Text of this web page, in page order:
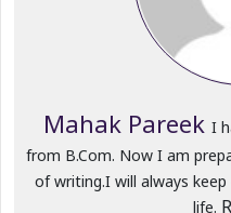
Mahak Pareek I
from B.Com. Now I am
of writing.I will always
life.